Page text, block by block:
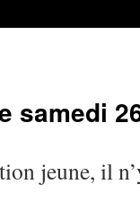
samedi
jeune, il